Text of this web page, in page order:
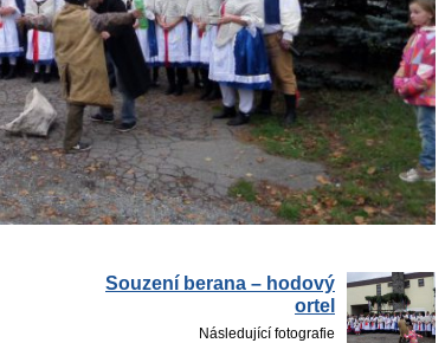
Souzení berana – hodový
ortel
Následující fotografie